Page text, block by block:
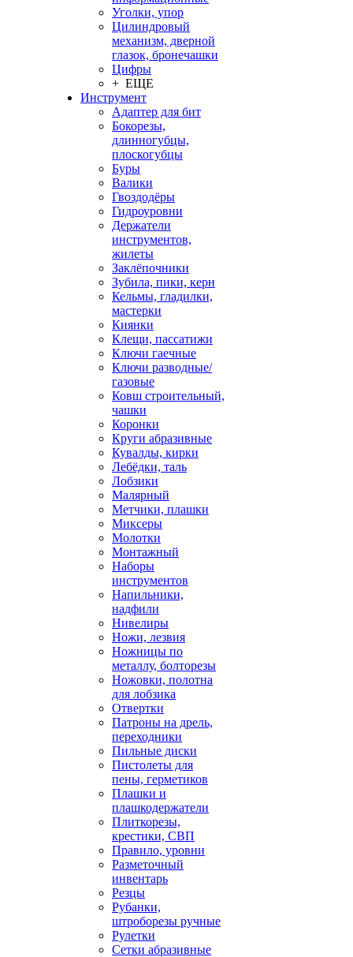
Уголки, упор
Цилиндровый
механизм, дверной
глазок, бронечашки
Цифры
+ ЕЩЕ
Инструмент
Адаптер для бит
Бокорезы,
длинногубцы,
плоскогубцы
Буры
Валики
Гвоздодёры
Гидроуровни
Держатели
инструментов,
жилеты
Заклёпочники
Зубила, пики, керн
Кельмы, гладилки,
мастерки
Киянки
Клещи, пассатижи
Ключи гаечные
Ключи разводные/
газовые
Ковш строительный,
чашки
Коронки
Круги абразивные
Кувалды, кирки
Лебёдки, таль
Лобзики
Малярный
Метчики, плашки
Миксеры
Молотки
Монтажный
Наборы
инструментов
Напильники,
надфили
Нивелиры
Ножи, лезвия
Ножницы по
металлу, болторезы
Ножовки, полотна
для лобзика
Отвертки
Патроны на дрель,
переходники
Пильные диски
Пистолеты для
пены, герметиков
Плашки и
плашкодержатели
Плиткорезы,
крестики, СВП
Правило, уровни
Разметочный
инвентарь
Резцы
Рубанки,
штроборезы ручные
Рулетки
Сетки абразивные